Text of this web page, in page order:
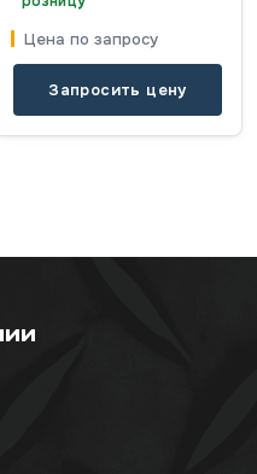
Цена по запросу
Запросить цену